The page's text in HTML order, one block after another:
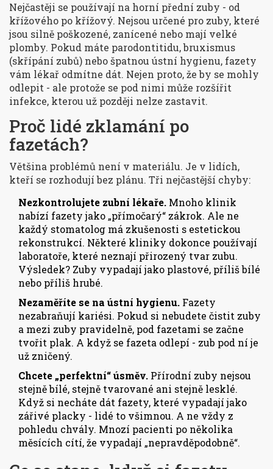
Nejčastěji se používají na horní přední zuby - od
křížového po křížový. Nejsou určené pro zuby, které
jsou silně poškozené, zanícené nebo mají velké
plomby. Pokud máte parodontitidu, bruxismus
(skřípání zubů) nebo špatnou ústní hygienu, fazety
vám lékař odmítne dát. Nejen proto, že by se mohly
odlepit - ale protože se pod nimi může rozšířit
infekce, kterou už později nelze zastavit.
Proč lidé zklamání po
fazetách?
Většina problémů není v materiálu. Je v lidích,
kteří se rozhodují bez plánu. Tři nejčastější chyby:
Nezkontrolujete zubní lékaře. Mnoho klinik
nabízí fazety jako „přímočarý“ zákrok. Ale ne
každý stomatolog má zkušenosti s estetickou
rekonstrukcí. Některé kliniky dokonce používají
laboratoře, které neznají přirozený tvar zubu.
Výsledek? Zuby vypadají jako plastové, příliš bílé
nebo příliš hrubé.
Nezaměříte se na ústní hygienu. Fazety
nezabraňují kariési. Pokud si nebudete čistit zuby
a mezi zuby pravidelně, pod fazetami se začne
tvořit plak. A když se fazeta odlepí - zub pod ní je
už zničený.
Chcete „perfektní“ úsměv. Přírodní zuby nejsou
stejně bílé, stejně tvarované ani stejně lesklé.
Když si necháte dát fazety, které vypadají jako
zářivé placky - lidé to všimnou. A ne vždy z
pohledu chvály. Mnozí pacienti po několika
měsících cítí, že vypadají „nepravděpodobně“.